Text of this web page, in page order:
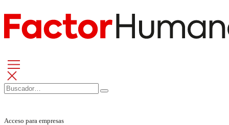
Acceso para empresas